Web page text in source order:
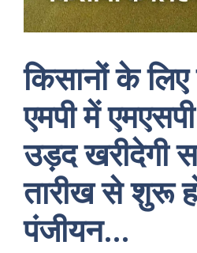
किसानों के
एमपी में
उड़द खरीदेगी
तारीख से शुरू
पंजीयन…